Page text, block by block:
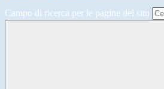
Campo di ricerca per le pagine del sito